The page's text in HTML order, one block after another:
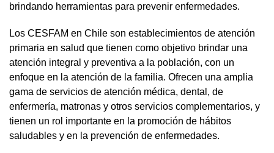
brindando herramientas para prevenir enfermedades.
Los CESFAM en Chile son establecimientos de atención
primaria en salud que tienen como objetivo brindar una
atención integral y preventiva a la población, con un
enfoque en la atención de la familia. Ofrecen una amplia
gama de servicios de atención médica, dental, de
enfermería, matronas y otros servicios complementarios, y
tienen un rol importante en la promoción de hábitos
saludables y en la prevención de enfermedades.